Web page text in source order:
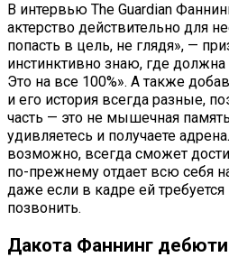
В интервью The Guardian
актерство действительно для
попасть в цель, не глядя», —
инстинктивно знаю, где
Это на все 100%». А также
и его история всегда разные,
часть — это не мышечная
удивляетесь и получаете
возможно, всегда сможет
по-прежнему отдает всю себя
даже если в кадре ей
позвонить.
Дакота Фаннинг